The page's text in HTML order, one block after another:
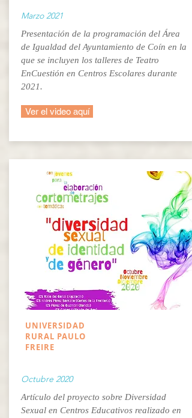
Marzo 2021
Presentación de la programación del Área
de Igualdad del Ayuntamiento de Coín en la
que se incluyen los talleres de Teatro
EnCuestión en Centros Escolares durante
2021.
Ver el video aquí
UNIVERSIDAD
RURAL PAULO
FREIRE
Octubre 2020
Artículo del proyecto sobre Diversidad
Sexual en Centros Educativos realizado en